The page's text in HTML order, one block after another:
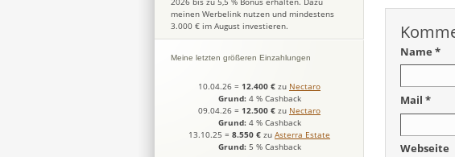
Name *
Mail *
Webseite
meinen Werbelink nutzen und mindestens
3.000 € im August investieren.
Meine letzten größeren Einzahlungen
10.04.26 = 12.400 € zu Nectaro
Grund: 4 % Cashback
09.04.26 = 12.500 € zu Nectaro
Grund: 4 % Cashback
13.10.25 = 8.550 € zu Asterra Estate
Grund: 5 % Cashback